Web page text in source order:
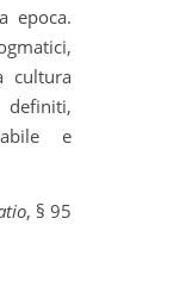
epoca.
cultura
e
, § 95